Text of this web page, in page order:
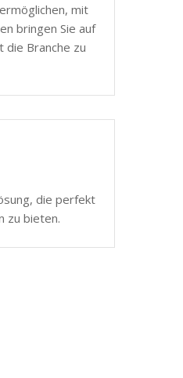
mit
bringen Sie auf
die Branche zu
die perfekt
zu bieten.